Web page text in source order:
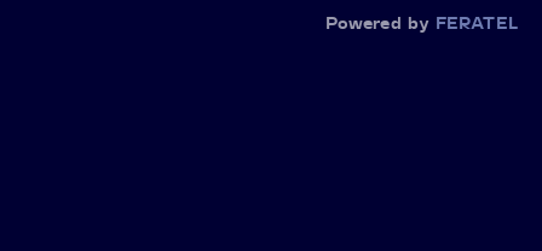
Powered by FERATEL